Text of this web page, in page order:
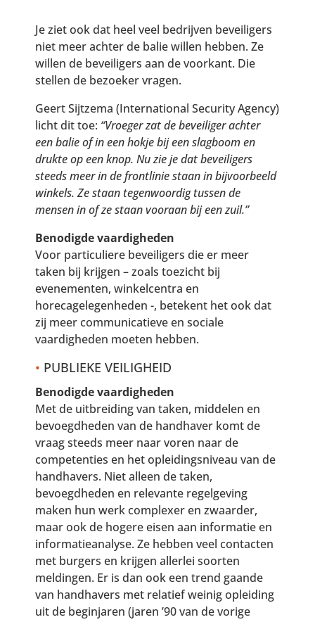
Je ziet ook dat heel veel bedrijven beveiligers
niet meer achter de balie willen hebben. Ze
willen de beveiligers aan de voorkant. Die
stellen de bezoeker vragen.
Geert Sijtzema (International Security Agency)
licht dit toe: “Vroeger zat de beveiliger achter
een balie of in een hokje bij een slagboom en
drukte op een knop. Nu zie je dat beveiligers
steeds meer in de frontlinie staan in bijvoorbeeld
winkels. Ze staan tegenwoordig tussen de
mensen in of ze staan vooraan bij een zuil.”
Benodigde vaardigheden
Voor particuliere beveiligers die er meer
taken bij krijgen – zoals toezicht bij
evenementen, winkelcentra en
horecagelegenheden -, betekent het ook dat
zij meer communicatieve en sociale
vaardigheden moeten hebben.
• PUBLIEKE VEILIGHEID
Benodigde vaardigheden
Met de uitbreiding van taken, middelen en
bevoegdheden van de handhaver komt de
vraag steeds meer naar voren naar de
competenties en het opleidingsniveau van de
handhavers. Niet alleen de taken,
bevoegdheden en relevante regelgeving
maken hun werk complexer en zwaarder,
maar ook de hogere eisen aan informatie en
informatieanalyse. Ze hebben veel contacten
met burgers en krijgen allerlei soorten
meldingen. Er is dan ook een trend gaande
van handhavers met relatief weinig opleiding
uit de beginjaren (jaren ’90 van de vorige